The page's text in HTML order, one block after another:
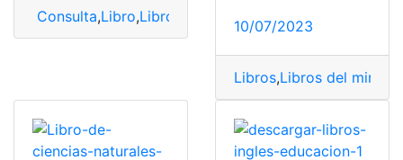
Consulta,Libro,Libros Libros del ministerio de
10/07/2023
Libros,Libros del